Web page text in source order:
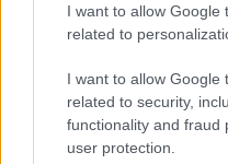
I want to allow Google
related to
I want to allow Google
related to security,
functionality and fraud
user protection.